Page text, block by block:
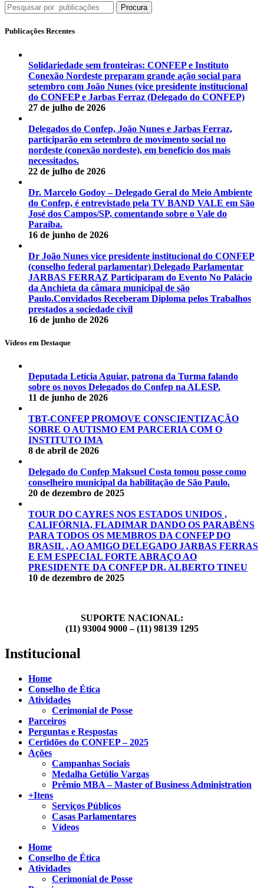
Procura
Publicações Recentes
Solidariedade sem fronteiras: CONFEP e Instituto
Conexão Nordeste preparam grande ação social para
setembro com João Nunes (vice presidente institucional
do CONFEP e Jarbas Ferraz (Delegado do CONFEP)
27 de julho de 2026
Delegados do Confep, João Nunes e Jarbas Ferraz,
participarão em setembro de movimento social no
nordeste (conexão nordeste), em benefício dos mais
necessitados.
22 de julho de 2026
Dr. Marcelo Godoy – Delegado Geral do Meio Ambiente
do Confep, é entrevistado pela TV BAND VALE em São
José dos Campos/SP, comentando sobre o Vale do
Paraíba.
16 de junho de 2026
Dr João Nunes vice presidente institucional do CONFEP
(conselho federal parlamentar) Delegado Parlamentar
JARBAS FERRAZ Participaram do Evento No Palácio
da Anchieta da câmara municipal de são
Paulo.Convidados Receberam Diploma pelos Trabalhos
prestados a sociedade civil
16 de junho de 2026
Vídeos em Destaque
Deputada Letícia Aguiar, patrona da Turma falando
sobre os novos Delegados do Confep na ALESP.
11 de junho de 2026
TBT-CONFEP PROMOVE CONSCIENTIZAÇÃO
SOBRE O AUTISMO EM PARCERIA COM O
INSTITUTO IMA
8 de abril de 2026
Delegado do Confep Maksuel Costa tomou posse como
conselheiro municipal da habilitação de São Paulo.
20 de dezembro de 2025
TOUR DO CAYRES NOS ESTADOS UNIDOS ,
CALIFÓRNIA, FLADIMAR DANDO OS PARABÉNS
PARA TODOS OS MEMBROS DA CONFEP DO
BRASIL , AO AMIGO DELEGADO JARBAS FERRAS
E EM ESPECIAL FORTE ABRAÇO AO
PRESIDENTE DA CONFEP DR. ALBERTO TINEU
10 de dezembro de 2025
SUPORTE NACIONAL:
(11) 93004 9000 – (11) 98139 1295
Institucional
Home
Conselho de Ética
Atividades
Cerimonial de Posse
Parceiros
Perguntas e Respostas
Certidões do CONFEP – 2025
Ações
Campanhas Sociais
Medalha Getúlio Vargas
Prêmio MBA – Master of Business Administration
+Itens
Serviços Públicos
Casas Parlamentares
Vídeos
Home
Conselho de Ética
Atividades
Cerimonial de Posse